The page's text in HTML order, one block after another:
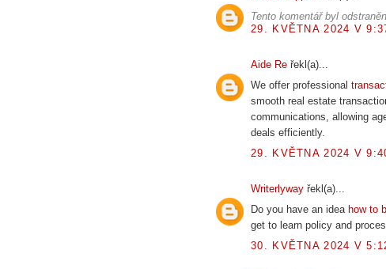
Tento komentář byl
29. KVĚTNA 2024 V
Aide Re řekl(a)...
We offer professional
smooth real estate
communications, allowing
deals efficiently.
29. KVĚTNA 2024 V
Writerlyway řekl(a)...
Do you have an idea how to
get to learn policy and
30. KVĚTNA 2024 V